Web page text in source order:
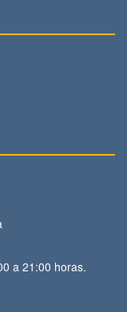
a 21:00 horas.